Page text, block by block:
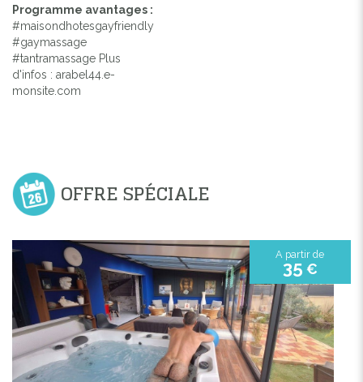
Programme avantages :
#maisondhotesgayfriendly
#gaymassage
#tantramassage Plus
d'infos : arabel44.e-
monsite.com
OFFRE SPÉCIALE
A partir de
35 €